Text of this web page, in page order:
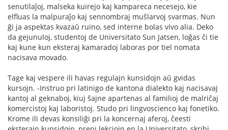
senutilaĵoj, malseka kuirejo kaj kampareca necesejo, kie
elfluas la malpuraĵo kaj sennombraj muŝlarvoj svarmas. Nun
ĝi ja aspektas kvazaŭ ruino, sed interne bolas vivo alia. Deko
da gejunuloj, studentoj de Universitato Sun Jatsen, loĝas ĉi tie
kaj kune kun eksteraj kamaradoj laboras por tiel nomata
nacisava movado.
Tage kaj vespere ili havas regulajn kunsidojn aŭ gvidas
kursojn. -Instruo pri latinigo de kantona dialekto kaj nacisavaj
kantoj al geknaboj, kiuj ŝajne apartenas al familioj de malriĉaj
komercistoj kaj laboristoj. Studo pri lingvoscienco kaj fonetiko.
Krome ili devas konsiliĝi pri la koncernaj aferoj, ĉeesti